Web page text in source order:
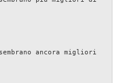
ancora migliori